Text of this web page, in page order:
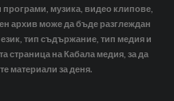
музика, видео клипове,
архив може да бъде разглеждан
тип съдържание, тип медия и
страница на Кабала медия, за да
материали за деня.